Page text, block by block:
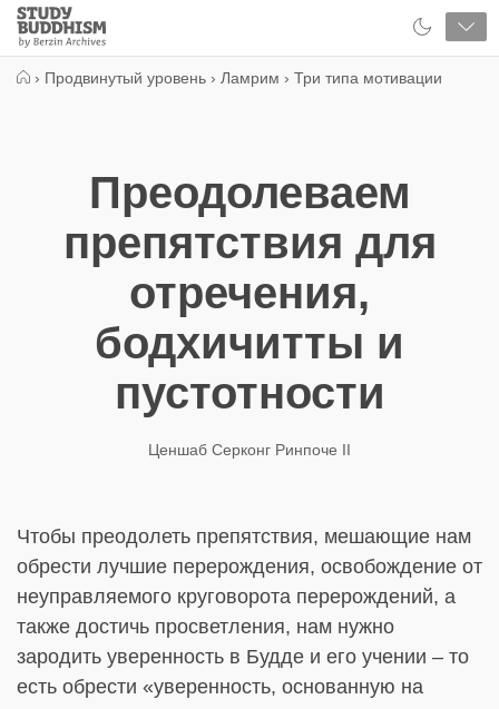
Close
Study
Buddhism
› Продвинутый уровень › Ламрим › Три типа мотивации
Преодолеваем
препятствия для
отречения,
бодхичитты и
пустотности
Ценшаб Серконг Ринпоче II
Чтобы преодолеть препятствия, мешающие нам
обрести лучшие перерождения, освобождение от
неуправляемого круговорота перерождений, а
также достичь просветления, нам нужно
зародить уверенность в Будде и его учении – то
есть обрести «уверенность, основанную на